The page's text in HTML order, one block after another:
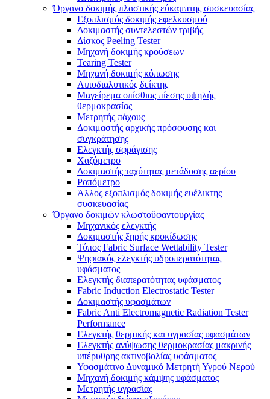
Όργανο δοκιμής πλαστικής εύκαμπτης συσκευασίας
Εξοπλισμός δοκιμής εφελκυσμού
Δοκιμαστής συντελεστών τριβής
Δίσκος Peeling Tester
Μηχανή δοκιμής κρούσεων
Tearing Tester
Μηχανή δοκιμής κόπωσης
Λιποδιαλυτικός δείκτης
Μαγείρεμα οπίσθιας πίεσης υψηλής
θερμοκρασίας
Μετρητής πάχους
Δοκιμαστής αρχικής πρόσφυσης και
συγκράτησης
Ελεγκτής σφράγισης
Χαζόμετρο
Δοκιμαστής ταχύτητας μετάδοσης αερίου
Ροπόμετρο
Άλλος εξοπλισμός δοκιμής ευέλικτης
συσκευασίας
Όργανο δοκιμών κλωστοϋφαντουργίας
Μηχανικός ελεγκτής
Δοκιμαστής ξηρής κροκίδωσης
Τύπος Fabric Surface Wettability Tester
Ψηφιακός ελεγκτής υδροπερατότητας
υφάσματος
Ελεγκτής διαπερατότητας υφάσματος
Fabric Induction Electrostatic Tester
Δοκιμαστής υφασμάτων
Fabric Anti Electromagnetic Radiation Tester
Performance
Ελεγκτής θερμικής και υγρασίας υφασμάτων
Ελεγκτής ανύψωσης θερμοκρασίας μακρινής
υπέρυθρης ακτινοβολίας υφάσματος
Υφασμάτινο Δυναμικό Μετρητή Υγρού Νερού
Μηχανή δοκιμής κάμψης υφάσματος
Μετρητής υγρασίας